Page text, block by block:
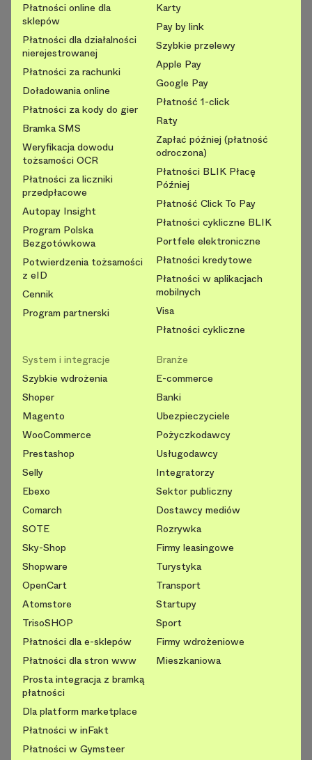
Płatności online dla
sklepów
Płatności dla działalności
nierejestrowanej
Płatności za rachunki
Doładowania online
Płatności za kody do gier
Bramka SMS
Weryfikacja dowodu
tożsamości OCR
Płatności za liczniki
przedpłacowe
Autopay Insight
Program Polska
Bezgotówkowa
Potwierdzenia tożsamości
z eID
Cennik
Program partnerski
Karty
Pay by link
Szybkie przelewy
Apple Pay
Google Pay
Płatność 1-click
Raty
Zapłać później (płatność
odroczona)
Płatności BLIK Płacę
Później
Płatność Click To Pay
Płatności cykliczne BLIK
Portfele elektroniczne
Płatności kredytowe
Płatności w aplikacjach
mobilnych
Visa
Płatności cykliczne
System i integracje
Szybkie wdrożenia
Shoper
Magento
WooCommerce
Prestashop
Selly
Ebexo
Comarch
SOTE
Sky-Shop
Shopware
OpenCart
Atomstore
TrisoSHOP
Płatności dla e-sklepów
Płatności dla stron www
Prosta integracja z bramką
płatności
Dla platform marketplace
Płatności w inFakt
Płatności w Gymsteer
Branże
E-commerce
Banki
Ubezpieczyciele
Pożyczkodawcy
Usługodawcy
Integratorzy
Sektor publiczny
Dostawcy mediów
Rozrywka
Firmy leasingowe
Turystyka
Transport
Startupy
Sport
Firmy wdrożeniowe
Mieszkaniowa